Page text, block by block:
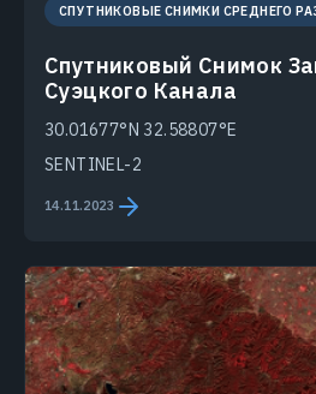
СПУТНИКОВЫЕ СНИМКИ СРЕДНЕГО
Спутниковый Снимок
Суэцкого Канала
30.01677°N 32.58807°E
SENTINEL-2
14.11.2023